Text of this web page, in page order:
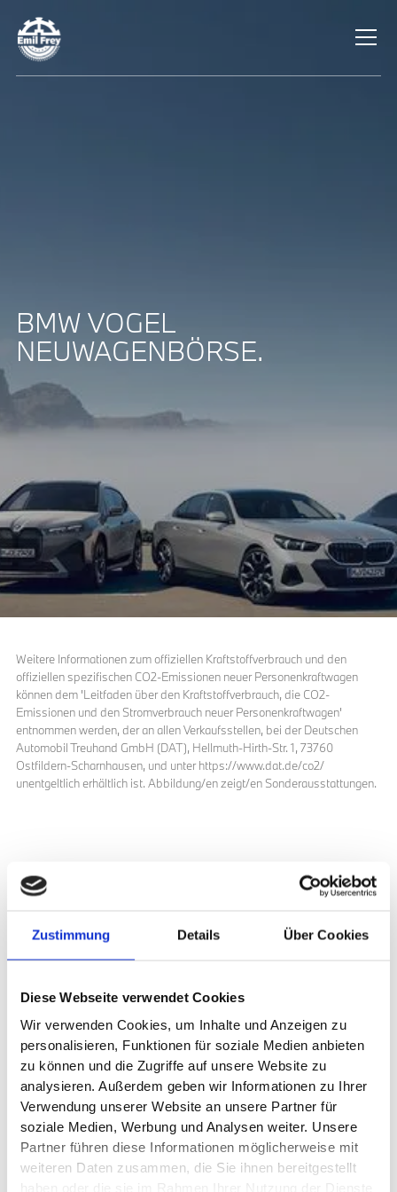
Zustimmung Details Über Cookies
Diese Webseite verwendet Cookies
Wir verwenden Cookies, um Inhalte und Anzeigen zu
personalisieren, Funktionen für soziale Medien anbieten
zu können und die Zugriffe auf unsere Website zu
analysieren. Außerdem geben wir Informationen zu Ihrer
Verwendung unserer Website an unsere Partner für
soziale Medien, Werbung und Analysen weiter. Unsere
Partner führen diese Informationen möglicherweise mit
weiteren Daten zusammen, die Sie ihnen bereitgestellt
BMW VOGEL
NEUWAGENBÖRSE.
Weitere Informationen zum offiziellen Kraftstoffverbrauch und den
offiziellen spezifischen CO2-Emissionen neuer Personenkraftwagen
können dem 'Leitfaden über den Kraftstoffverbrauch, die CO2-
Emissionen und den Stromverbrauch neuer Personenkraftwagen'
entnommen werden, der an allen Verkaufsstellen, bei der Deutschen
Automobil Treuhand GmbH (DAT), Hellmuth-Hirth-Str. 1, 73760
Ostfildern-Scharnhausen, und unter https://www.dat.de/co2/
unentgeltlich erhältlich ist. Abbildung/en zeigt/en Sonderausstattungen.
Gewerbekundenübersicht
Gebrauchtwagen Übersicht
Junge Gebrauchte
BMW Premium Selection
Wir kaufen Ihr Auto
SERVICE & ZUBEHÖR
Online Terminvereinbarung
Unfall- und Pannenhilfe
Serviceangebote
Zubehör
Ersatzteile